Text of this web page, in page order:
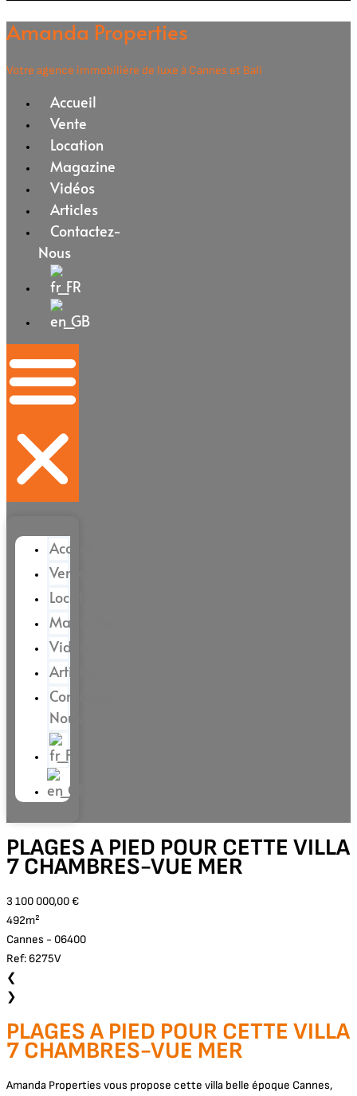
Amanda Properties
Votre agence immobilière de luxe à Cannes et Bali
Accueil
Vente
Location
Magazine
Vidéos
Articles
Contactez-
Nous
Accueil
Vente
Location
Magazine
Vidéos
Articles
Contactez-
Nous
PLAGES A PIED POUR CETTE VILLA
7 CHAMBRES-VUE MER
3 100 000,00 €
492m²
Cannes - 06400
Ref: 6275V
❮
❯
PLAGES A PIED POUR CETTE VILLA
7 CHAMBRES-VUE MER
Amanda Properties vous propose cette villa belle époque Cannes,